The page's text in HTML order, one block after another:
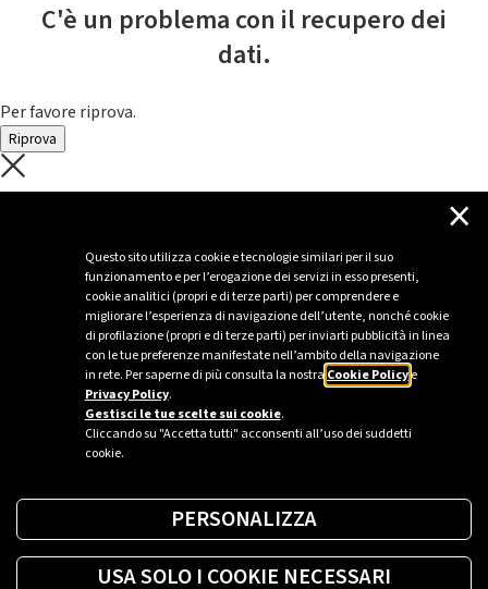
Questo sito utilizza cookie e tecnologie similari per il suo
funzionamento e per l’erogazione dei servizi in esso presenti,
cookie analitici (propri e di terze parti) per comprendere e
migliorare l’esperienza di navigazione dell’utente, nonché cookie
di profilazione (propri e di terze parti) per inviarti pubblicità in linea
con le tue preferenze manifestate nell’ambito della navigazione
in rete. Per saperne di più consulta la nostra Cookie Policye
Privacy Policy.
Gestisci le tue scelte sui cookie.
Cliccando su "Accetta tutti" acconsenti all’uso dei suddetti
cookie.
×
PERSONALIZZA
USA SOLO I COOKIE NECESSARI
C'è un problema con il recupero dei
dati.
Per favore riprova.
Riprova
C'è un problema con il recupero dei
Per favore riprova piú tardi
Sei un’azienda o una PA?
Trova la soluzione più giusta per te.
Richiedi una colonnina